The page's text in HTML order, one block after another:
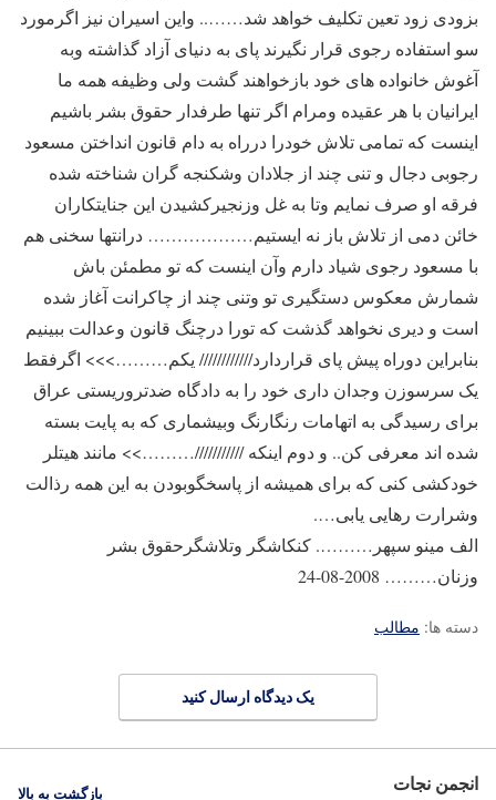
بزودی زود تعین تکلیف خواهد شد…….. واین اسیران نیز اگرمورد
سو استفاده رجوی قرار نگیرند پای به دنیای آزاد گذاشته وبه
آغوش خانواده های خود بازخواهند گشت ولی وظیفه همه ما
ایرانیان با هر عقیده ومرام اگر تنها طرفدار حقوق بشر باشیم
اینست که تمامی تلاش خودرا درراه به دام قانون انداختن مسعود
رجوبی دجال و تنی چند از جلادان وشکنجه گران شناخته شده
فرقه او صرف نمایم وتا به غل وزنجیرکشیدن این جنایتکاران
خائن دمی از تلاش باز نه ایستیم……………… درانتها سخنی هم
با مسعود رجوی شیاد دارم وآن اینست که تو مطمئن باش
شمارش معکوس دستگیری تو وتنی چند از چاکرانت آغاز شده
است و دیری نخواهد گذشت که تورا درچنگ قانون وعدالت ببینیم
بنابراین دوراه پیش پای قراردارد//////////// یکم………>>> اگرفقط
یک سرسوزن وجدان داری خود را به دادگاه ضدتروریستی عراق
برای رسیدگی به اتهامات رنگارنگ وبیشماری که به پایت بسته
شده اند معرفی کن.. و دوم اینکه ///////////………>> مانند هیتلر
خودکشی کنی که برای همیشه از پاسخگوبودن به این همه رذالت
وشرارت رهایی یابی….
الف مینو سپهر………. کنکاشگر وتلاشگرحقوق بشر
وزنان……… 2008-08-24
دسته ها: مطالب
یک دیدگاه ارسال کنید
انجمن نجات بازگشت به بالا